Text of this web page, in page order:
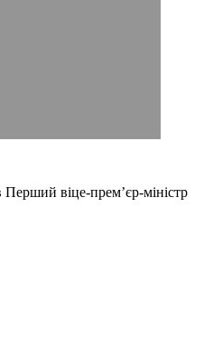
віце-прем’єр-міністр